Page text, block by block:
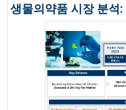
생물의약품 시장 분석: